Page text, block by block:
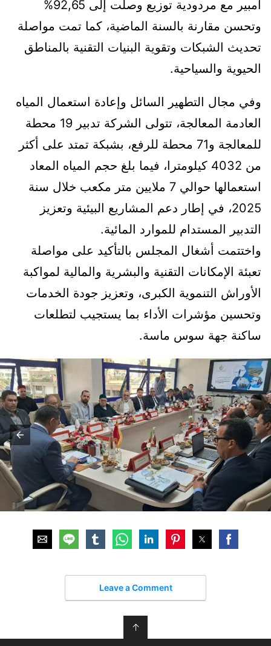
أمبير مع مردودية توزيع وصلت إلى 92,65%
وتحسن مقارنة بالسنة الماضية، كما تمت مواصلة
تحديث الشبكات وتقوية البنيات التقنية بالمناطق
الحيوية والسياحية.
وفي مجال التطهير السائل وإعادة استعمال المياه
العادمة المعالجة، تتولى الشركة تدبير 19 محطة
للمعالجة و71 محطة للرفع، بشبكة تمتد على أكثر
من 4032 كيلومترا، فيما بلغ حجم المياه المعاد
استعمالها حوالي 7 ملايين متر مكعب خلال سنة
2025، في إطار دعم المشاريع البيئية وتعزيز
التدبير المستدام للموارد المائية.
واختتمت أشغال المجلس بالتأكيد على مواصلة
تعبئة الإمكانات التقنية والبشرية والمالية لمواكبة
الأوراش التنموية الكبرى، وتعزيز جودة الخدمات
وتحسين مؤشرات الأداء بما يستجيب لتطلعات
ساكنة جهة سوس ماسة.
Leave a Comment
↑